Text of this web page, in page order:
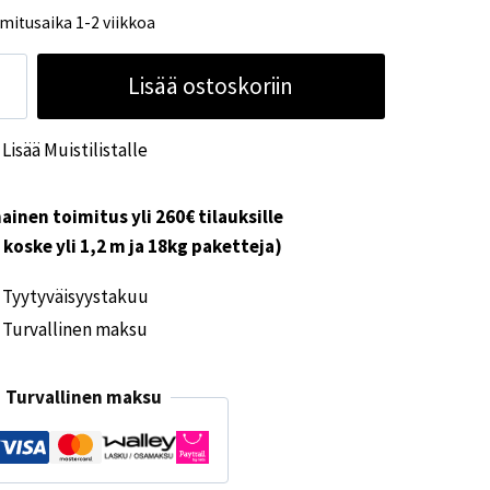
1-2 viikkoa
Lisää ostoskoriin
Lisää Muistilistalle
toimitus yli 260€ tilauksille
koske yli 1,2 m ja 18kg paketteja)
Tyytyväisyystakuu
Turvallinen maksu
Turvallinen maksu